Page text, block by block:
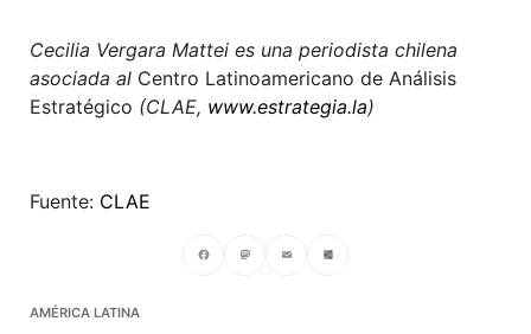
Cecilia Vergara Mattei es una periodista chilena
asociada al Centro Latinoamericano de Análisis
Estratégico (CLAE, www.estrategia.la)
Fuente: CLAE
AMÉRICA LATINA